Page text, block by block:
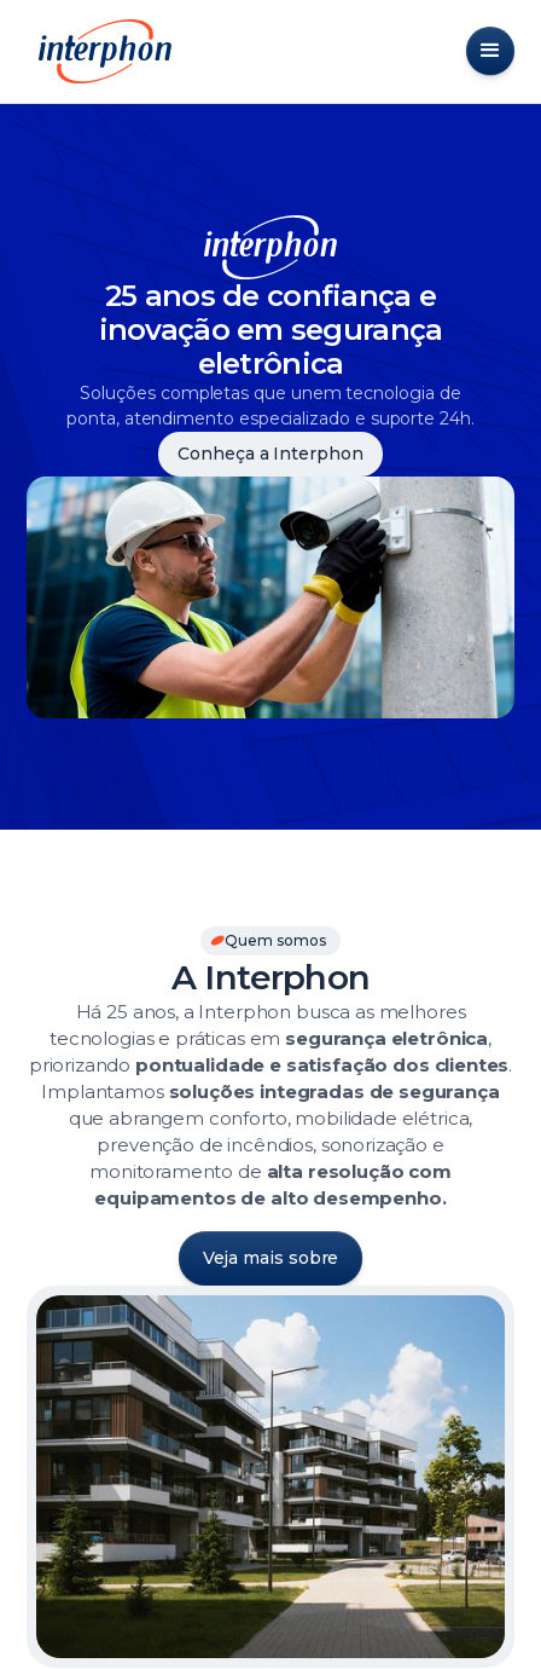
25 anos de confiança e
inovação em segurança
eletrônica
Soluções completas que unem tecnologia de
ponta, atendimento especializado e suporte 24h.
Conheça a Interphon
Quem somos
A Interphon
Há 25 anos, a Interphon busca as melhores
tecnologias e práticas em segurança eletrônica,
priorizando pontualidade e satisfação dos clientes.
Implantamos soluções integradas de segurança
que abrangem conforto, mobilidade elétrica,
prevenção de incêndios, sonorização e
monitoramento de alta resolução com
equipamentos de alto desempenho.
Veja mais sobre